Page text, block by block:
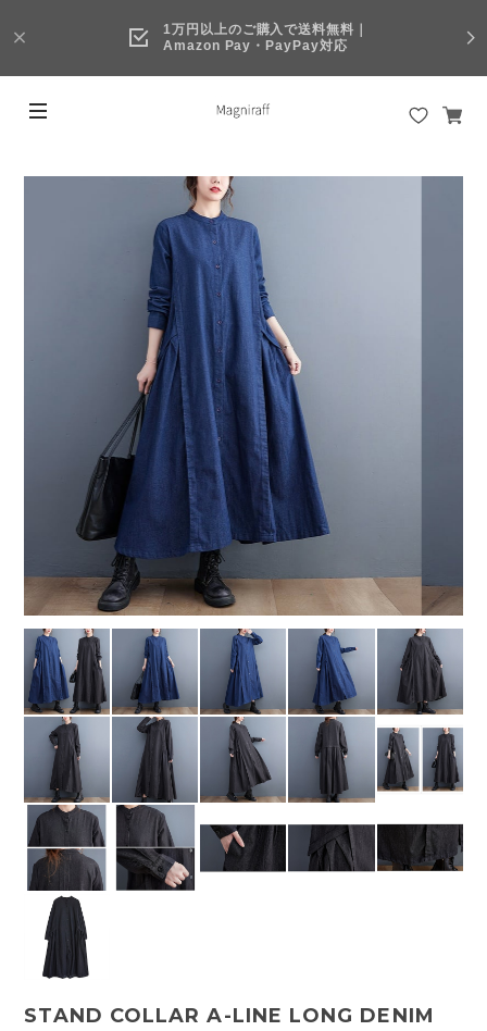
1万円以上のご購入で送料無料｜
Amazon Pay・PayPay対応
STAND COLLAR A-LINE LONG DENIM